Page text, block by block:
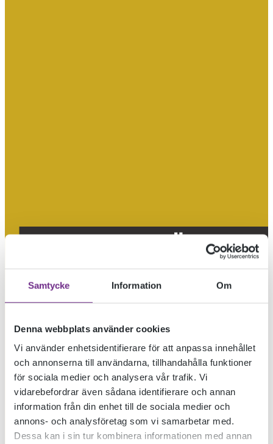
Samtycke Information Om
Denna webbplats använder cookies
Vi använder enhetsidentifierare för att anpassa innehållet
och annonserna till användarna, tillhandahålla funktioner
för sociala medier och analysera vår trafik. Vi
vidarebefordrar även sådana identifierare och annan
information från din enhet till de sociala medier och
annons- och analysföretag som vi samarbetar med.
Dessa kan i sin tur kombinera informationen med annan
DOKUMENTÄRFILM
DISTANS
EXAMENSVISAR
PÅ KALMAR
KONSTMUSEUM